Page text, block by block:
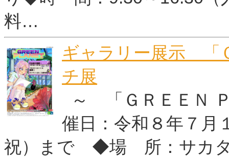
料…
ギャラリー展示 「
チ展
～ 「ＧＲＥＥＮ
催日：令和８年７月
祝）まで ◆場 所：サカタ